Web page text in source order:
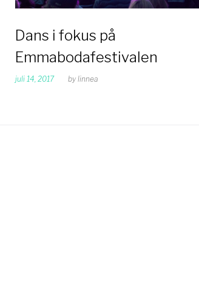
Dans i fokus på
Emmabodafestivalen
juli 14, 2017 by linnea